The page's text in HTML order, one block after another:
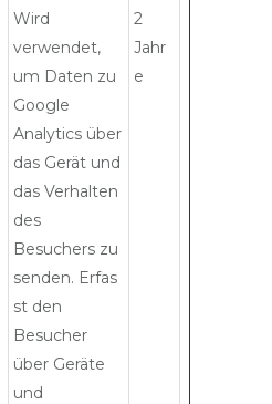
Wird
verwendet,
um Daten zu
Google
Analytics über
das Gerät und
das Verhalten
des
Besuchers zu
senden. Erfas
st den
Besucher
über Geräte
und
2
Jahr
e